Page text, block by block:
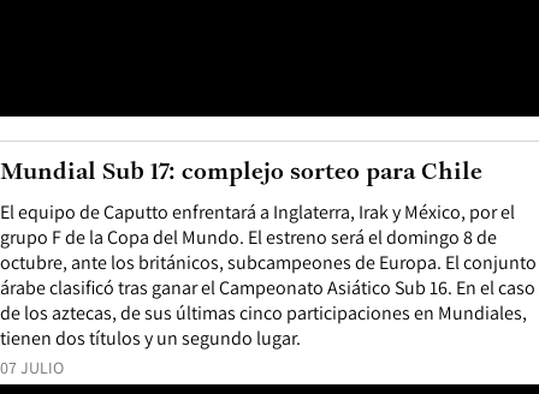
07 JULIO
El equipo de Caputto enfrentará a Inglaterra, Irak y México, por el
grupo F de la Copa del Mundo. El estreno será el domingo 8 de
octubre, ante los británicos, subcampeones de Europa. El conjunto
árabe clasificó tras ganar el Campeonato Asiático Sub 16. En el caso
de los aztecas, de sus últimas cinco participaciones en Mundiales,
tienen dos títulos y un segundo lugar.
Mundial Sub 17: complejo sorteo para Chile